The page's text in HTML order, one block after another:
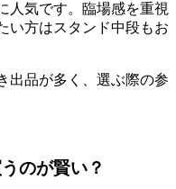
人気です。臨場感を重視
い方はスタンド中段もお
出品が多く、選ぶ際の参
のが賢い？